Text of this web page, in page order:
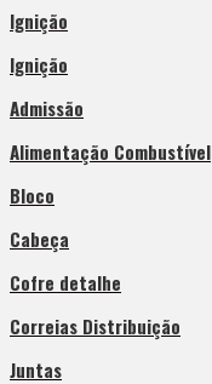
Ignição
Ignição
Admissão
Alimentação Combustível
Bloco
Cabeça
Cofre detalhe
Correias Distribuição
Juntas